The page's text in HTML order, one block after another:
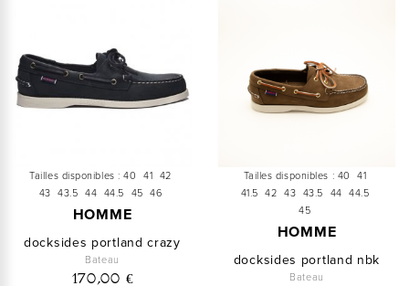
Tailles disponibles : 40 41 42
43 43.5 44 44.5 45 46
HOMME
docksides portland crazy
Bateau
170,00 €
Tailles disponibles : 40 41
41.5 42 43 43.5 44 44.5
45
HOMME
docksides portland nbk
Bateau